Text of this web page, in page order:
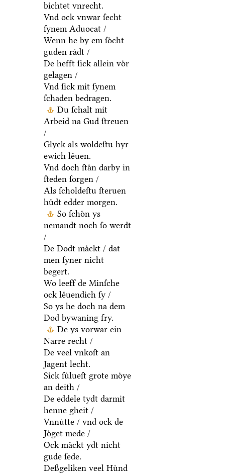
bichtet vnrecht.
Vnd ock vnwar ſecht
ſynem Aduocat /
Wenn he by em ſoͤcht
guden raͤdt /
De hefft ſick allein voͤr
gelagen /
Vnd ſick mit ſynem
ſchaden bedragen.
Du ſchalt mit
Arbeid na Gud ſtreuen
/
Glyck als woldeſtu hyr
ewich leͤuen.
Vnd doch ſtaͤn darby in
ſteden ſorgen /
Als ſcholdeſtu ſteruen
huͤdt edder morgen.
So ſchoͤn ys
nemandt noch ſo werdt
/
De Dodt maͤckt / dat
men ſyner nicht
begert.
Wo leeff de Minſche
ock leͤuendich ſy /
So ys he doch na dem
Dod bywaning fry.
De ys vorwar ein
Narre recht /
De veel vnkoſt an
Jagent lecht.
Sick ſuͤlueſt grote moͤye
an deith /
De eddele tydt darmit
henne gheit /
Vnnuͤtte / vnd ock de
Joͤget mede /
Ock maͤckt ydt nicht
gude ſede.
Deßgeliken veel Huͤnd